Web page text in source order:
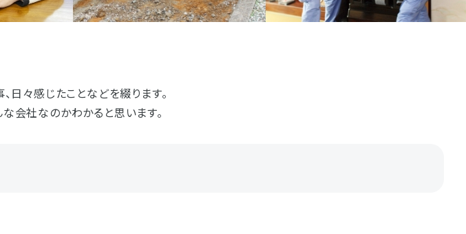
静岡石田街道店 清水店
お仏壇サービスについての
お仏壇トップ
お位牌サービスについての
お位牌トップ
仏具サービスについての
仏具トップ
日々感じたことなどを綴ります。
な会社なのかわかると思います。